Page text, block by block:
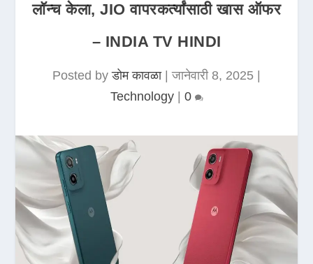
लॉन्च केला, JIO वापरकर्त्यांसाठी खास ऑफर
– INDIA TV HINDI
Posted byडोम कावळा|जानेवारी 8, 2025
Technology| 0